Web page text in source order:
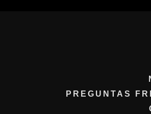
PREGUNTAS